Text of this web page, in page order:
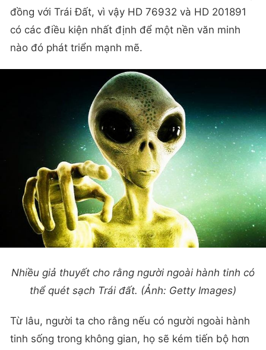
đồng với Trái Đất, vì vậy HD 76932 và HD 201891
có các điều kiện nhất định để một nền văn minh
nào đó phát triển mạnh mẽ.
Nhiều giả thuyết cho rằng người ngoài hành tinh có
thể quét sạch Trái đất. (Ảnh: Getty Images)
Từ lâu, người ta cho rằng nếu có người ngoài hành
tinh sống trong không gian, họ sẽ kém tiến bộ hơn